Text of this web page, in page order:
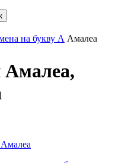
на букву А Амалеа
Амалеа,